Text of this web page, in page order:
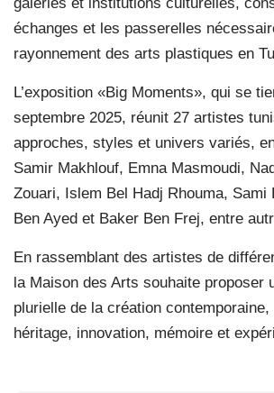
échanges et les passerelles
rayonnement des arts plastiques en
L’exposition «Big Moments», qui se
septembre 2025, réunit 27 artistes
approches, styles et univers variés,
Samir Makhlouf, Emna Masmoudi,
Zouari, Islem Bel Hadj Rhouma, Sami
Ben Ayed et Baker Ben Frej, entre
En rassemblant des artistes de
la Maison des Arts souhaite proposer
plurielle de la création
héritage, innovation, mémoire et